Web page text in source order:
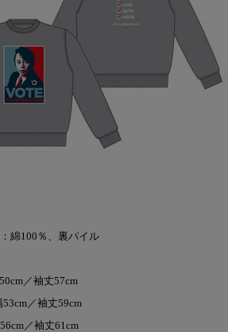
綿100％、裏パイル
／袖丈57cm
／袖丈59cm
／袖丈61cm